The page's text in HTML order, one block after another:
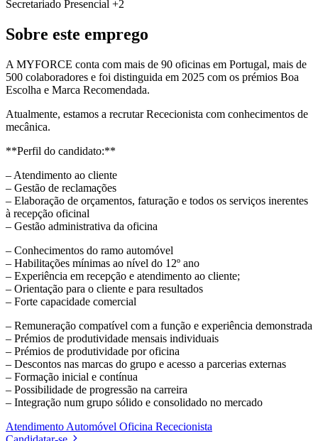
Secretariado Presencial +2
Sobre este emprego
A MYFORCE conta com mais de 90 oficinas em Portugal, mais de
500 colaboradores e foi distinguida em 2025 com os prémios Boa
Escolha e Marca Recomendada.
Atualmente, estamos a recrutar Rececionista com conhecimentos de
mecânica.
**Perfil do candidato:**
– Atendimento ao cliente
– Gestão de reclamações
– Elaboração de orçamentos, faturação e todos os serviços inerentes
à recepção oficinal
– Gestão administrativa da oficina
– Conhecimentos do ramo automóvel
– Habilitações mínimas ao nível do 12º ano
– Experiência em recepção e atendimento ao cliente;
– Orientação para o cliente e para resultados
– Forte capacidade comercial
– Remuneração compatível com a função e experiência demonstrada
– Prémios de produtividade mensais individuais
– Prémios de produtividade por oficina
– Descontos nas marcas do grupo e acesso a parcerias externas
– Formação inicial e contínua
– Possibilidade de progressão na carreira
– Integração num grupo sólido e consolidado no mercado
Atendimento Automóvel Oficina Rececionista